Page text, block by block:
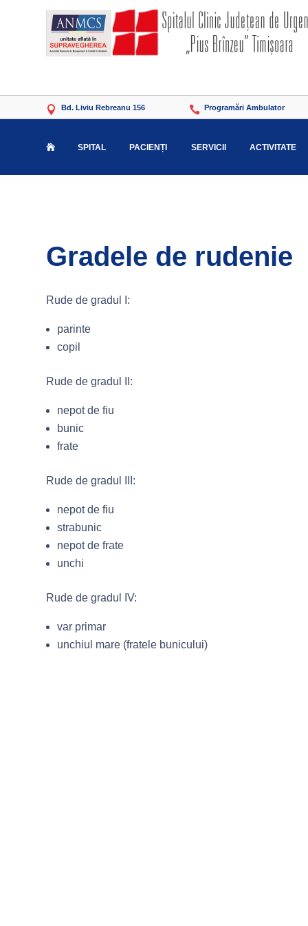
 Bd. Liviu Rebreanu 156  Programări Ambulator
 SPITAL PACIENȚI SERVICII ACTIVITATE
Gradele de rudenie
Rude de gradul I:
parinte
copil
Rude de gradul II:
nepot de fiu
bunic
frate
Rude de gradul III:
nepot de fiu
strabunic
nepot de frate
unchi
Rude de gradul IV:
var primar
unchiul mare (fratele bunicului)